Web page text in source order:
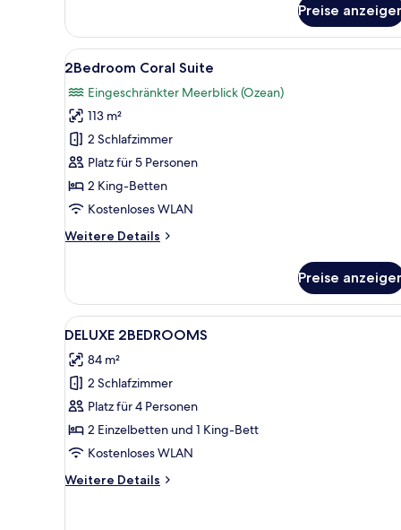
-
Twin
Preise
Alle
Fotos
für
2Bedroom
Coral
Suite
anzeigen
Ein Hotelzimmer mit
6
2Bedroom Coral Suite
Eingeschränkter Meerblick (Ozean)
113 m²
2 Schlafzimmer
Platz für 5 Personen
2 King-Betten
Kostenloses WLAN
Weitere Details
Weitere
Coral
Suite
Preise
Alle
Fotos
für
DELUXE
2BEDROOMS
anzeigen
Ein Hotelzimmer mit zwei
5
DELUXE 2BEDROOMS
84 m²
2 Schlafzimmer
Platz für 4 Personen
2 Einzelbetten und 1 King-Bett
Kostenloses WLAN
Weitere Details
Weitere